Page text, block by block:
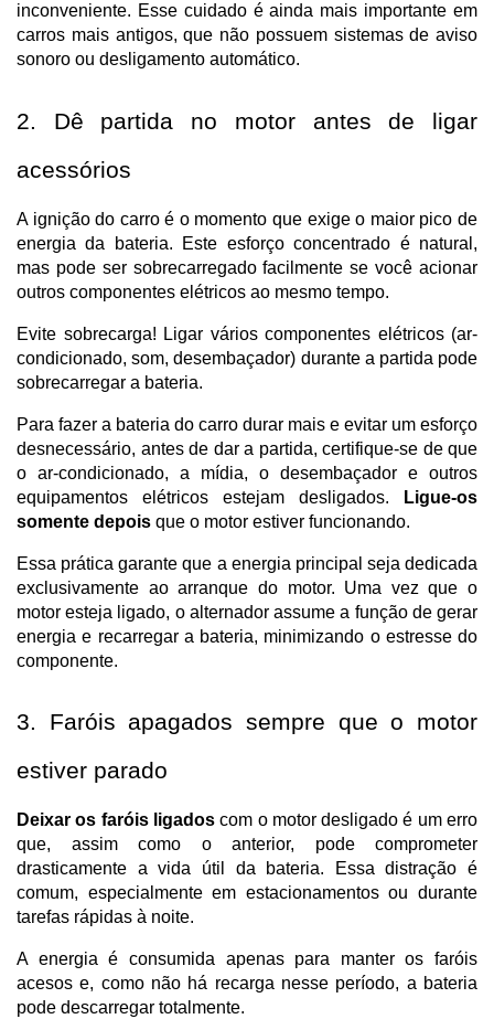
inconveniente. Esse cuidado é ainda mais importante em
carros mais antigos, que não possuem sistemas de aviso
sonoro ou desligamento automático.
2. Dê partida no motor antes de ligar
acessórios
A ignição do carro é o momento que exige o maior pico de
energia da bateria. Este esforço concentrado é natural,
mas pode ser sobrecarregado facilmente se você acionar
outros componentes elétricos ao mesmo tempo.
Evite sobrecarga! Ligar vários componentes elétricos (ar-
condicionado, som, desembaçador) durante a partida pode
sobrecarregar a bateria.
Para fazer a bateria do carro durar mais e evitar um esforço
desnecessário, antes de dar a partida, certifique-se de que
o ar-condicionado, a mídia, o desembaçador e outros
equipamentos elétricos estejam desligados.
Ligue-os
somente depois que o motor estiver funcionando.
Essa prática garante que a energia principal seja dedicada
exclusivamente ao arranque do motor. Uma vez que o
motor esteja ligado, o alternador assume a função de gerar
energia e recarregar a bateria, minimizando o estresse do
componente.
3. Faróis apagados sempre que o motor
estiver parado
Deixar os faróis ligados com o motor desligado é um erro
que, assim como o anterior, pode comprometer
drasticamente a vida útil da bateria. Essa distração é
comum, especialmente em estacionamentos ou durante
tarefas rápidas à noite.
A energia é consumida apenas para manter os faróis
acesos e, como não há recarga nesse período, a bateria
pode descarregar totalmente.